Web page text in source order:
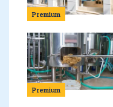
Premium
Premium